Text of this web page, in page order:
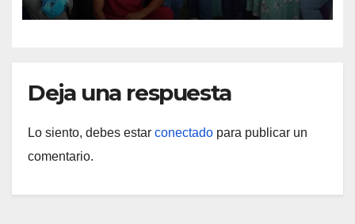
Materna
Deja una respuesta
Lo siento, debes estar conectado para publicar un
comentario.